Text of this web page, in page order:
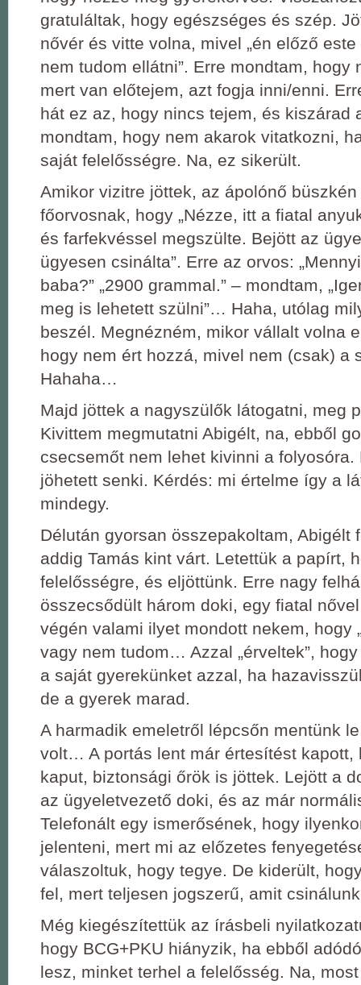
gratuláltak, hogy egészséges és szép.
nővér és vitte volna, mivel „én előző
nem tudom ellátni”. Erre mondtam, hogy
mert van előtejem, azt fogja inni/enni.
hát ez az, hogy nincs tejem, és kiszárad
mondtam, hogy nem akarok vitatkozni,
saját felelősségre. Na, ez sikerült.
Amikor vizitre jöttek, az ápolónő
főorvosnak, hogy „Nézze, itt a fiatal
és farfekvéssel megszülte. Bejött az
ügyesen csinálta”. Erre az orvos:
baba?” „2900 grammal.” ‒ mondtam,
meg is lehetett szülni”… Haha, utólag
beszél. Megnézném, mikor vállalt volna
hogy nem ért hozzá, mivel nem (csak) a
Hahaha…
Majd jöttek a nagyszülők látogatni, meg
Kivittem megmutatni Abigélt, na, ebből
csecsemőt nem lehet kivinni a folyosóra.
jöhetett senki. Kérdés: mi értelme így a
mindegy.
Délután gyorsan összepakoltam, Abigélt
addig Tamás kint várt. Letettük a papírt,
felelősségre, és eljöttünk. Erre nagy
összecsődült három doki, egy fiatal
végén valami ilyet mondott nekem, hogy
vagy nem tudom… Azzal „érveltek”,
a saját gyerekünket azzal, ha
de a gyerek marad.
A harmadik emeletről lépcsőn mentünk
volt… A portás lent már értesítést kapott,
kaput, biztonsági őrök is jöttek. Lejött a
az ügyeletvezető doki, és az már
Telefonált egy ismerősének, hogy
jelenteni, mert mi az előzetes
válaszoltuk, hogy tegye. De kiderült,
fel, mert teljesen jogszerű, amit
Még kiegészítettük az írásbeli
hogy BCG+PKU hiányzik, ha ebből
lesz, minket terhel a felelősség. Na,